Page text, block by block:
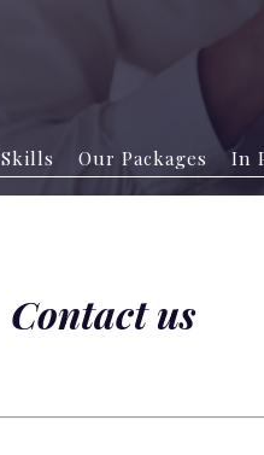
Skills Our Packages In
Contact us